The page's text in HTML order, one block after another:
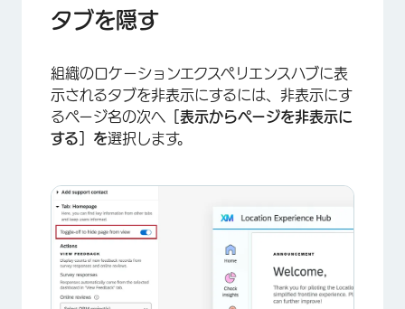
タブを隠す
組織のロケーションエクスペリエンスハブに表
示されるタブを非表示にするには、非表示にす
るページ名の次へ
［表示からページを非表示に
する］を選択します。